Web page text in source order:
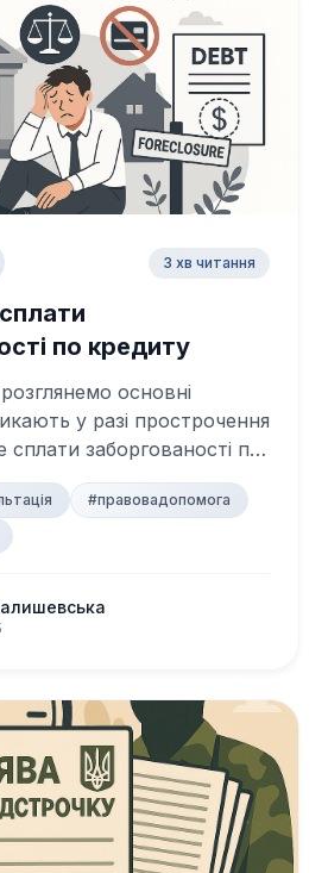
3 хв читання
по кредиту
основні
у разі прострочення
сплати заборгованості по
#правовадопомога